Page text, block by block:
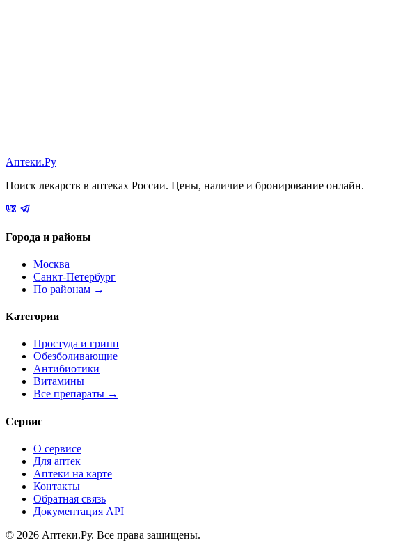
Аптеки.Ру
Поиск лекарств в аптеках России. Цены, наличие и бронирование онлайн.
Города и районы
Москва
Санкт-Петербург
По районам →
Категории
Простуда и грипп
Обезболивающие
Антибиотики
Витамины
Все препараты →
Сервис
О сервисе
Для аптек
Аптеки на карте
Контакты
Обратная связь
Документация API
© 2026 Аптеки.Ру. Все права защищены.